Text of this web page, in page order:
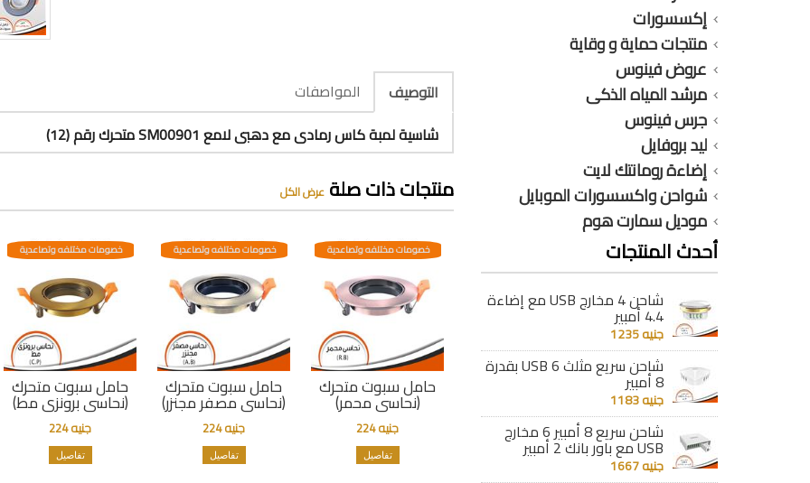
إكسسورات
منتجات حماية و وقاية
عروض فينوس
مرشد المياه الذكى
جرس فينوس
ليد بروفايل
إضاءة رومانتك لايت
شواحن واكسسورات الموبايل
موديل سمارت هوم
أحدث المنتجات
شاحن 4 مخارج USB مع إضاءة
4.4 أمبير
جنيه 1235
شاحن سريع مثلث 6 USB بقدرة
8 أمبير
جنيه 1183
شاحن سريع 8 أمبير 6 مخارج
USB مع باور بانك 2 أمبير
جنيه 1667
التوصيف
المواصفات
شاسية لمبة كاس رمادى مع دهبى لامع SM00901 متحرك رقم (12)
منتجات ذات صلةعرض الكل
حامل سبوت متحرك
(نحاسى برونزى مط)
خصومات مختلفه وتصاعدية
جنيه 224
تفاصيل
حامل سبوت متحرك
(نحاسى مصفر مجنزر)
خصومات مختلفه وتصاعدية
جنيه 224
تفاصيل
حامل سبوت متحرك
(نحاسى محمر)
خصومات مختلفه وتصاعدية
جنيه 224
تفاصيل
جنيه 206
تفاصيل
حامل سبوت متحرك
(فضى مط)
خصومات مختلفه وتصاعدية
تفاصيل